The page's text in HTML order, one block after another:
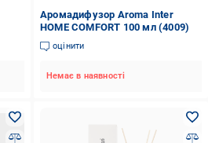
Аромадифузор Aroma Inter
HOME COMFORT 100 мл (4009)
оцінити
Немає в наявності